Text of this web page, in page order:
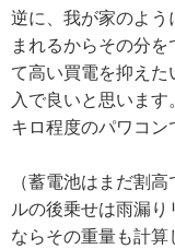
逆に、我が家のよ
まれるからその分
て高い買電を抑え
入で良いと思いま
キロ程度のパワコン
（蓄電池はまだ割
ルの後乗せは雨漏
ならその重量も計算